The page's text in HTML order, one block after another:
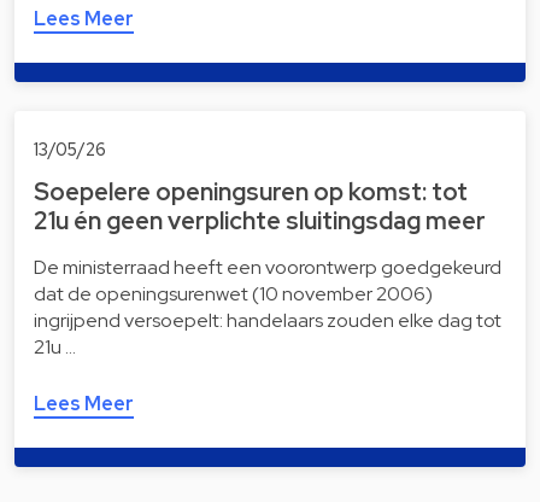
Lees Meer
13/05/26
Soepelere openingsuren op komst: tot
21u én geen verplichte sluitingsdag meer
De ministerraad heeft een voorontwerp goedgekeurd
dat de openingsurenwet (10 november 2006)
ingrijpend versoepelt: handelaars zouden elke dag tot
21u …
Lees Meer